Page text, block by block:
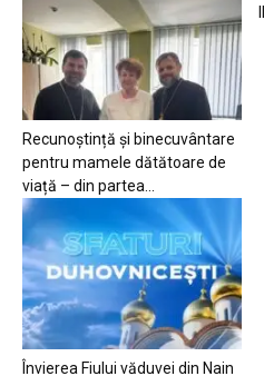
Recunoștință și binecuvântare
pentru mamele dătătoare de
viață – din partea...
Învierea Fiului văduvei din Nain